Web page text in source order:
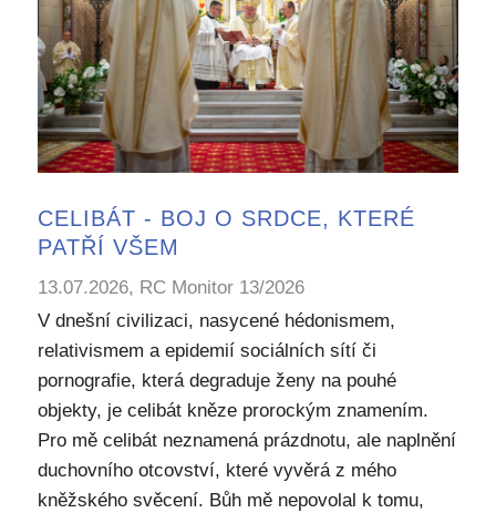
CELIBÁT - BOJ O SRDCE, KTERÉ
PATŘÍ VŠEM
13.07.2026, RC Monitor 13/2026
V dnešní civilizaci, nasycené hédonismem,
relativismem a epidemií sociálních sítí či
pornografie, která degraduje ženy na pouhé
objekty, je celibát kněze prorockým znamením.
Pro mě celibát neznamená prázdnotu, ale naplnění
duchovního otcovství, které vyvěrá z mého
kněžského svěcení. Bůh mě nepovolal k tomu,